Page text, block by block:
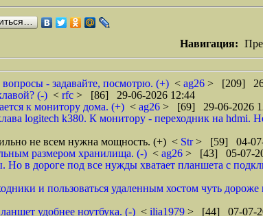
Навигация:
- задавайте, посмотрю. (+) < ag26 > [209]
(-) < rfc > [86] 29-06-2026 12:44
к монитору дома. (+) < ag26 > [69] 29-06-2026
logitech k380. К монитору - переходник на hdmi.
не всем нужна мощность. (+) < Str> [59] 04-07-
размером хранилища. (-) < ag26 > [43] 05-07-
в дороге под все нужды хватает планшета с
и пользоваться удаленным хостом чуть
удобнее ноутбука. (-) < ilia1979 > [44] 07-07-